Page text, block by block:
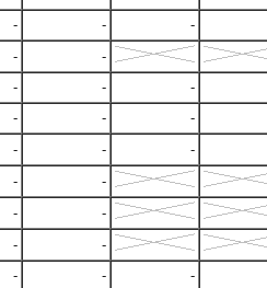
- - -
-
-
- - -
- - -
- - -
-
-
-
-
-
-
- - -